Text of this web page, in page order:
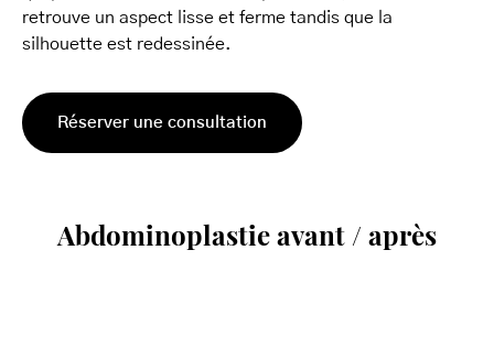
retrouve un aspect lisse et ferme tandis que la
silhouette est redessinée.
Réserver une consultation
Abdominoplastie avant / après